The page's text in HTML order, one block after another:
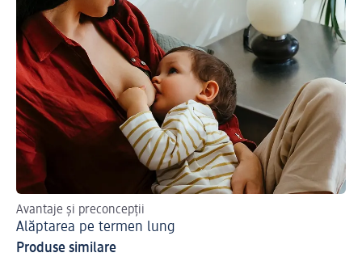
Avantaje și preconcepții
Alăptarea pe termen lung
Produse similare